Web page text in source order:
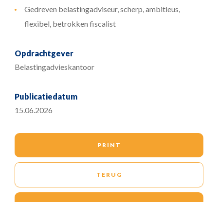
Gedreven belastingadviseur, scherp, ambitieus,
flexibel, betrokken fiscalist
Opdrachtgever
Belastingadvieskantoor
Publicatiedatum
15.06.2026